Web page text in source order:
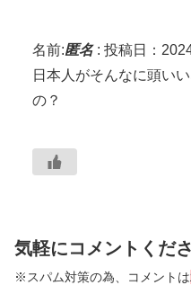
名前:匿名: 投稿日：
日本人がそんなに頭い
の？
気軽にコメントくだ
※スパム対策の為、コメントは